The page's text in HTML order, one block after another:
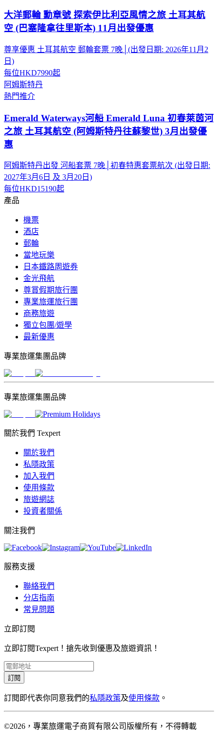
大洋郵輪 勳章號 探索伊比利亞風情之旅 土耳其航
空 (巴塞隆拿往里斯本) 11月出發優惠
尊享優惠 土耳其航空 郵輪套票 7晚│(出發日期: 2026年11月2
日)
每位HKD7990起
阿姆斯特丹
熱門推介
Emerald Waterways河船 Emerald Luna 初春萊茵河
之旅 土耳其航空 (阿姆斯特丹往蘇黎世) 3月出發優
惠
阿姆斯特丹出發 河船套票 7晚│初春特惠套票航次 (出發日期:
2027年3月6日 及 3月20日)
每位HKD15190起
產品
機票
酒店
郵輪
當地玩樂
日本鐵路周遊券
金光飛航
尊賞假期旅行團
專業旅運旅行團
商務旅遊
獨立包團/遊學
最新優惠
專業旅運集團品牌
專業旅運集團品牌
關於我們 Texpert
關於我們
私隱政策
加入我們
使用條款
旅遊網誌
投資者關係
關注我們
服務支援
聯絡我們
分店指南
常見問題
立即訂閱
立即訂閱Texpert！搶先收到優惠及旅遊資訊！
訂閱
訂閱即代表你同意我們的私隱政策及使用條款 。
©2026，專業旅運電子商貿有限公司版權所有，不得轉載